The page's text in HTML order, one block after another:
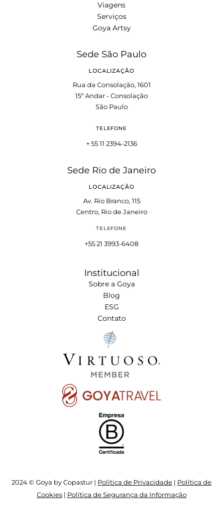
Viagens
Serviços
Goya Artsy
Sede São Paulo
LOCALIZAÇÃO
Rua da Consolação, 1601
15º Andar - Consolação
São Paulo
TELEFONE
+ 55 11 2394-2136
Sede Rio de Janeiro
LOCALIZAÇÃO
Av. Rio Branco, 115
Centro, Rio de Janeiro
TELEFONE
+55 21 3993-6408
Institucional
Sobre a Goya
Blog
ESG
Contato
2024 © Goya by Copastur | Política de Privacidade | Política de
Cookies| Política de Segurança da Informação